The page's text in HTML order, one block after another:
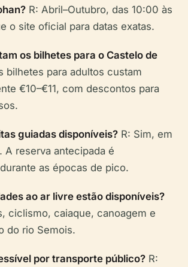
R: Abril–Outubro, das 10:00 às
o site oficial para datas exatas.
os bilhetes para o Castelo de
bilhetes para adultos custam
€10–€11, com descontos para
guiadas disponíveis? R: Sim, em
A reserva antecipada é
as épocas de pico.
ao ar livre estão disponíveis?
ciclismo, caiaque, canoagem e
do rio Semois.
por transporte público? R: